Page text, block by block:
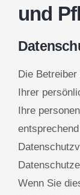
und
Die
Ihrer
Ihre
Wenn Sie